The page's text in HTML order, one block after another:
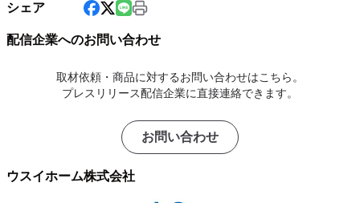
シェア
配信企業へのお問い合わせ
取材依頼・商品に対するお問い合わせはこちら。
プレスリリース配信企業に直接連絡できます。
お問い合わせ
ウスイホーム株式会社